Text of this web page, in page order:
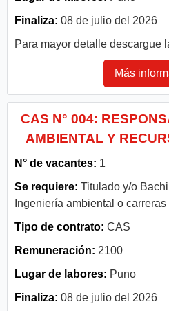
Finaliza: 08 de julio del 2026
Para mayor detalle descargue
Más
CAS N° 004:
AMBIENTAL Y
N° de vacantes: 1
Se requiere: Titulado y/o
Ingeniería ambiental o carreras
Tipo de contrato: CAS
Remuneración: 2100
Lugar de labores: Puno
Finaliza: 08 de julio del 2026